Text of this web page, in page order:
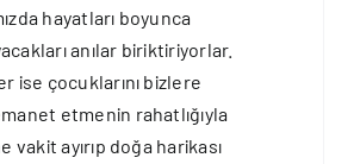
hayatları boyunca
anılar biriktiriyorlar.
ise çocuklarını bizlere
etmenin rahatlığıyla
vakit ayırıp doğa harikası